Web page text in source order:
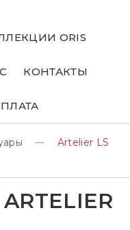
ORIS
КОНТАКТЫ
Artelier LS
ARTELIER